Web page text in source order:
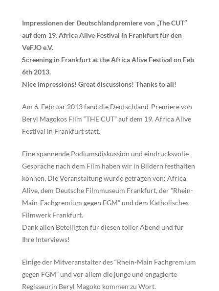
Impressionen der Deutschlandpremiere von „The CUT“
auf dem 19. Africa Alive Festival in Frankfurt für den
VeFJO e.V.
Screening in Frankfurt at the Africa Alive Festival on Feb
6th 2013.
Nice Impressions! Great discussions! Thanks to all!
Am 6. Februar 2013 fand die Deutschland-Premiere von
Beryl Magokos Film “THE CUT” auf dem 19. Africa Alive
Festival in Frankfurt statt.
Eine spannende Podiumsdiskussion und eindrucksvolle
Gespräche nach dem Film haben wir in Bildern festhalten
können. Die Veranstaltung wurde getragen von: Africa
Alive, dem Deutsche Filmmuseum Frankfurt, der ”Rhein-
Main-Fachgremium gegen FGM” und dem Katholisches
Filmwerk Frankfurt.
Dank allen Beteiligten für diesen toller Abend und für
Ihre Interviews!
Einige der Mitveranstalter des “Rhein-Main Fachgremium
gegen FGM” und vor allem die junge und engagierte
Regisseurin Beryl Magoko kommen zu Wort.